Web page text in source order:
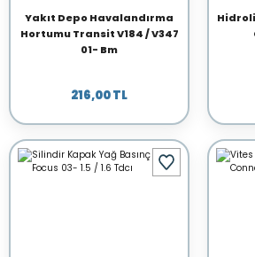
Yakıt Depo Havalandırma
Hortumu Transit V184 / V347
01- Bm
216,00 TL